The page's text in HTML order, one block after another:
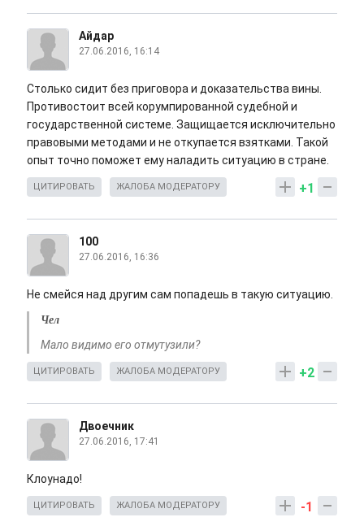
Айдар
27.06.2016, 16:14
Столько сидит без приговора и доказательства вины.
Противостоит всей корумпированной судебной и
государственной системе. Защищается исключительно
правовыми методами и не откупается взятками. Такой
опыт точно поможет ему наладить ситуацию в стране.
+1
ЦИТИРОВАТЬ ЖАЛОБА МОДЕРАТОРУ
100
27.06.2016, 16:36
Не смейся над другим сам попадешь в такую ситуацию.
Чел
Мало видимо его отмутузили?
+2
ЦИТИРОВАТЬ ЖАЛОБА МОДЕРАТОРУ
Двоечник
27.06.2016, 17:41
Клоунадо!
-1
ЦИТИРОВАТЬ ЖАЛОБА МОДЕРАТОРУ